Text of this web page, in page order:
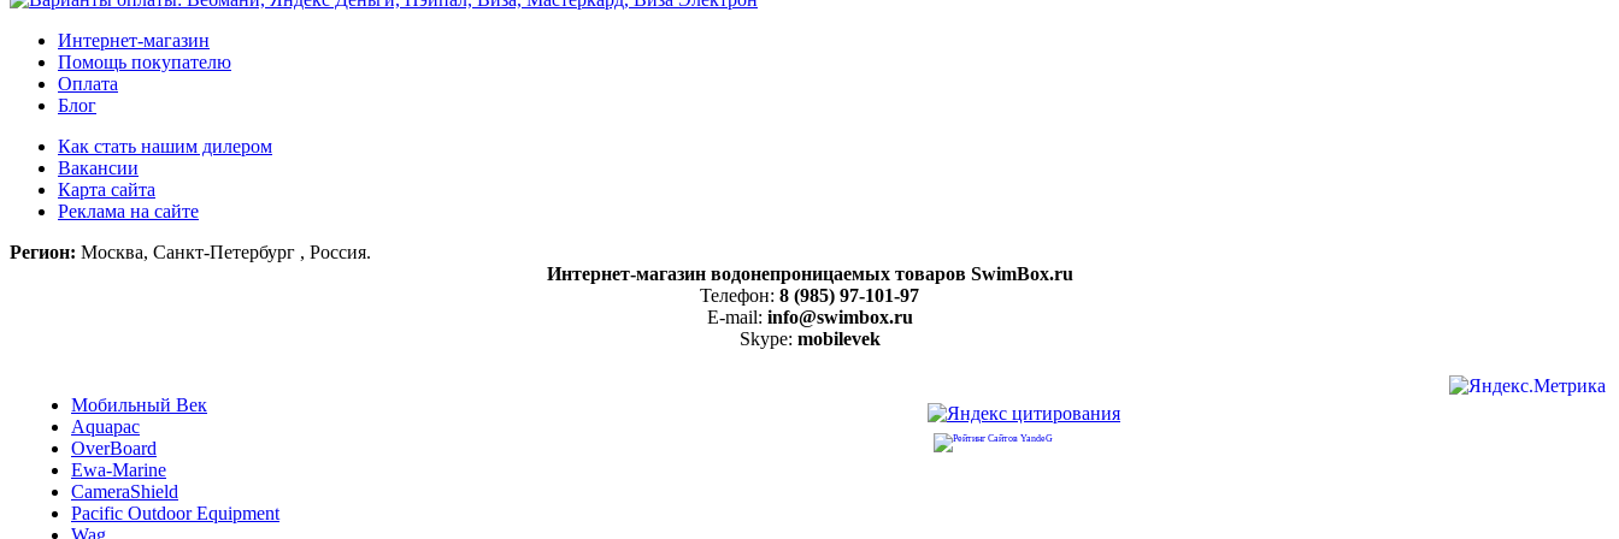
Интернет-магазин
Помощь покупателю
Оплата
Блог
Как стать нашим дилером
Вакансии
Карта сайта
Реклама на сайте
Регион: Москва, Санкт-Петербург , Россия.
Интернет-магазин водонепроницаемых товаров SwimBox.ru
Телефон: 8 (985) 97-101-97
E-mail: info@swimbox.ru
Skype: mobilevek
Мобильный Век
Aquapac
OverBoard
Ewa-Marine
CameraShield
Pacific Outdoor Equipment
Wag